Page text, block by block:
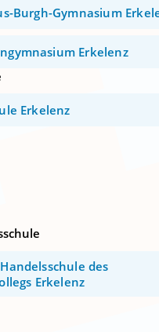
Burgh-Gymnasium
Erkelenz
Erkelenz
des
Erkelenz